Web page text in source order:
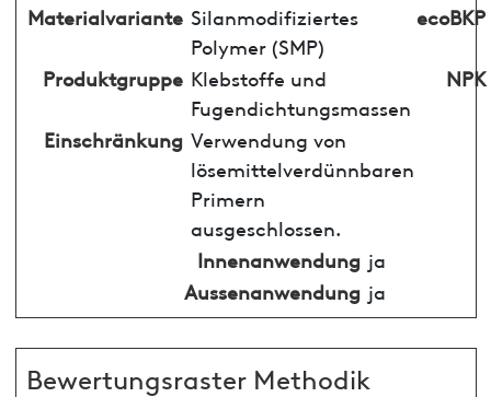
Materialvariante Silanmodifiziertes
Polymer (SMP)
ecoBKP
Produktgruppe Klebstoffe und
Fugendichtungsmassen
NPK
Einschränkung Verwendung von
lösemittelverdünnbaren
Primern
ausgeschlossen.
Innenanwendung ja
Aussenanwendung ja
Bewertungsraster Methodik